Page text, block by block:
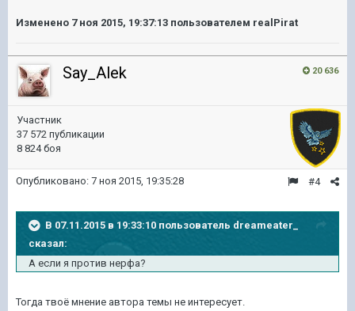
Изменено 7 ноя 2015, 19:37:13 пользователем realPirat
20 636
Say_Alek
Участник
37 572 публикации
8 824 боя
#4
Опубликовано: 7 ноя 2015, 19:35:28
В 07.11.2015 в 19:33:10 пользователь dreameater_
сказал:
А если я против нерфа?
Тогда твоё мнение автора темы не интересует.